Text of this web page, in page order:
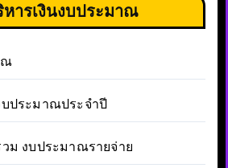
หารเงินงบประมาณ
ณ
บประมาณประจำปี
วม งบประมาณรายจ่าย